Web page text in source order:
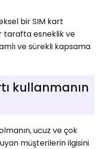
bir SIM kart
tarafta esneklik ve
ve sürekli kapsama
kullanmanın
ucuz ve çok
müşterilerin ilgisini